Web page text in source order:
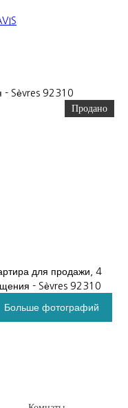
Продано
Больше фотографий